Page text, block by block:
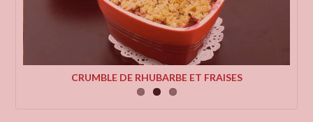
CRUMBLE DE RHUBARBE ET FRAISES